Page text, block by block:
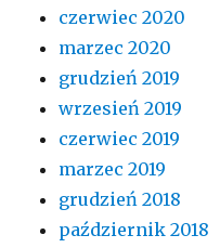
czerwiec 2020
marzec 2020
grudzień 2019
wrzesień 2019
czerwiec 2019
marzec 2019
grudzień 2018
październik 2018